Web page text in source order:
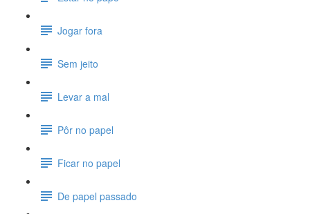
Jogar fora
Sem jeito
Levar a mal
Pôr no papel
Ficar no papel
De papel passado